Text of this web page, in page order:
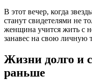
В этот вечер, когда
станут свидетелями не
женщина учится жить с
занавес на свою личную
Жизни долго и
раньше